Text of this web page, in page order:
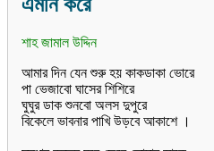
শাহ জামাল উদ্দিন
আমার দিন যেন শুরু হয় কাকডাকা ভোরে
পা ভেজাবো ঘাসের শিশিরে
ঘুঘুর ডাক শুনবো অলস দুপুরে
বিকেলে ভাবনার পাখি উড়বে আকাশে ।